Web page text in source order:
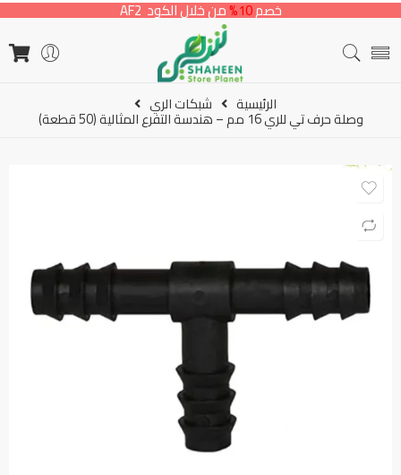
خصم10% من خلال الكود AF2
الرئيسية شبكات الري
وصلة حرف تي للري 16 مم – هندسة التفرع المثالية (50 قطعة)